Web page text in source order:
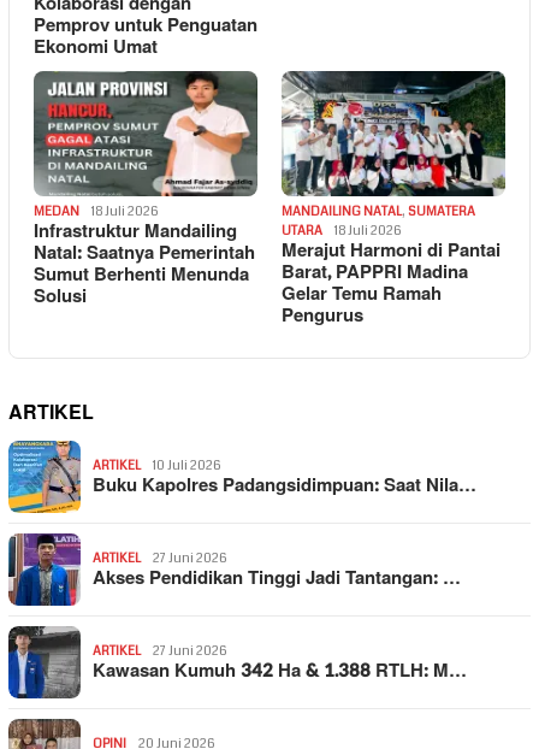
Pemprov untuk Penguatan
Ekonomi Umat
MEDAN 18 Juli 2026
Infrastruktur Mandailing
Natal: Saatnya Pemerintah
Sumut Berhenti Menunda
Solusi
MANDAILING NATAL, SUMATERA
UTARA
18 Juli 2026
Merajut Harmoni di Pantai
Barat, PAPPRI Madina
Gelar Temu Ramah
Pengurus
ARTIKEL
ARTIKEL 10 Juli 2026
Buku Kapolres Padangsidimpuan: Saat Nila…
ARTIKEL 27 Juni 2026
Akses Pendidikan Tinggi Jadi Tantangan: …
ARTIKEL 27 Juni 2026
Kawasan Kumuh 342 Ha & 1.388 RTLH: M…
OPINI 20 Juni 2026